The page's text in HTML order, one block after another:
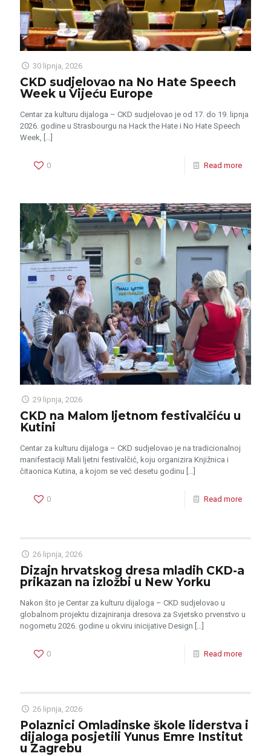
30 lipnja, 2026
CKD sudjelovao na No Hate Speech
Week u Vijeću Europe
Centar za kulturu dijaloga – CKD sudjelovao je od 17. do 19. lipnja
2026. godine u Strasbourgu na Hack the Hate i No Hate Speech
Week, […]
0 Read more
29 lipnja, 2026
CKD na Malom ljetnom festivalčiću u
Kutini
Centar za kulturu dijaloga – CKD sudjelovao je na tradicionalnoj
manifestaciji Mali ljetni festivalčić, koju organizira Knjižnica i
čitaonica Kutina, a kojom se već desetu godinu […]
0 Read more
26 lipnja, 2026
Dizajn hrvatskog dresa mladih CKD-a
prikazan na izložbi u New Yorku
Nakon što je Centar za kulturu dijaloga – CKD sudjelovao u
globalnom projektu dizajniranja dresova za Svjetsko prvenstvo u
nogometu 2026. godine u okviru inicijative Design […]
0 Read more
26 lipnja, 2026
Polaznici Omladinske škole liderstva i
dijaloga posjetili Yunus Emre Institut
u Zagrebu